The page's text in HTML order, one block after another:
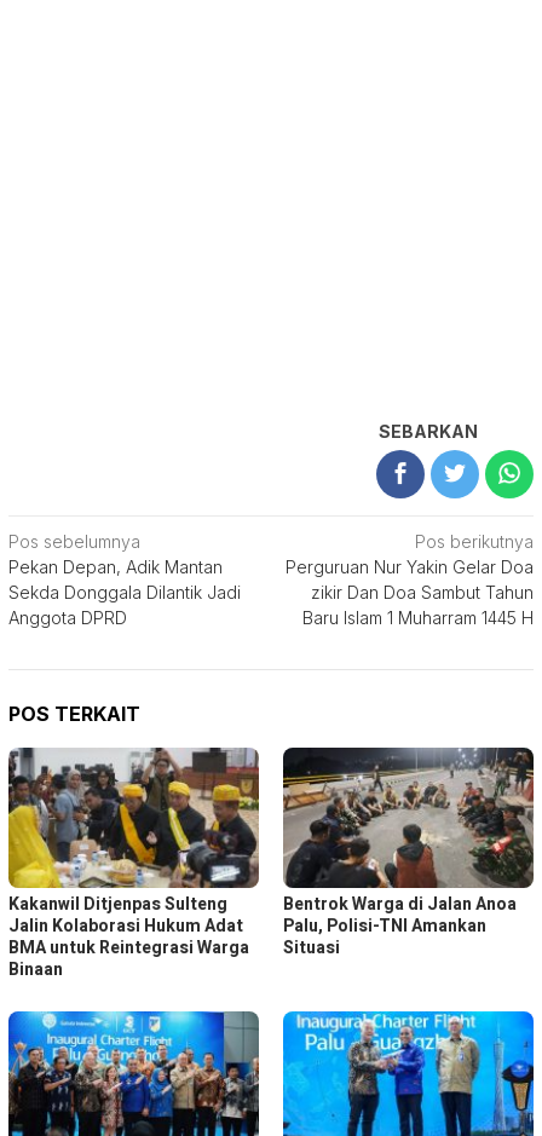
SEBARKAN
Navigasi
pos
Pos sebelumnya
Pekan Depan, Adik Mantan
Sekda Donggala Dilantik Jadi
Anggota DPRD
Pos berikutnya
Perguruan Nur Yakin Gelar Doa
zikir Dan Doa Sambut Tahun
Baru Islam 1 Muharram 1445 H
POS TERKAIT
Kakanwil Ditjenpas Sulteng
Jalin Kolaborasi Hukum Adat
BMA untuk Reintegrasi Warga
Binaan
Bentrok Warga di Jalan Anoa
Palu, Polisi-TNI Amankan
Situasi